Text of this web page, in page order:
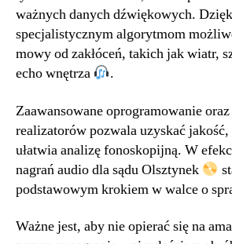
ważnych danych dźwiękowych.
specjalistycznym algorytmom
mowy od zakłóceń, takich jak wiatr,
echo wnętrza
.
Zaawansowane oprogramowanie
realizatorów pozwala uzyskać
ułatwia analizę fonoskopijną. W
nagrań audio dla sądu Olsztynek
podstawowym krokiem w walce o
Ważne jest, aby nie opierać się na